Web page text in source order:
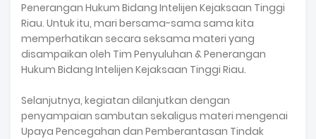
Penerangan Hukum Bidang Intelijen Kejaksaan Tinggi
Riau. Untuk itu, mari bersama-sama sama kita
memperhatikan secara seksama materi yang
disampaikan oleh Tim Penyuluhan & Penerangan
Hukum Bidang Intelijen Kejaksaan Tinggi Riau.
Selanjutnya, kegiatan dilanjutkan dengan
penyampaian sambutan sekaligus materi mengenai
Upaya Pencegahan dan Pemberantasan Tindak